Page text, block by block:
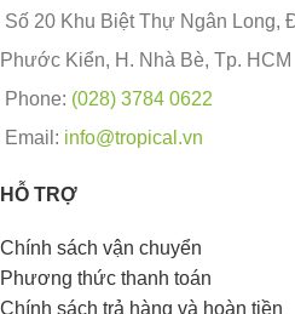
Số 20 Khu Biệt Thự Ngân Long,
Phước Kiển, H. Nhà Bè, Tp. HCM
Phone: (028) 3784 0622
Email: info@tropical.vn
HỖ TRỢ
Chính sách vận chuyển
Phương thức thanh toán
Chính sách trả hàng và hoàn tiền